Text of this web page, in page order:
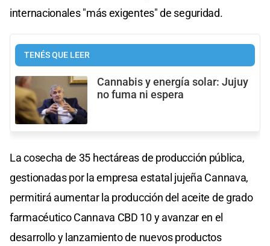
internacionales "más exigentes" de seguridad.
TENÉS QUE LEER
Cannabis y energía solar: Jujuy
no fuma ni espera
La cosecha de 35 hectáreas de producción pública,
gestionadas por la empresa estatal jujeña Cannava,
permitirá aumentar la producción del aceite de grado
farmacéutico Cannava CBD 10 y avanzar en el
desarrollo y lanzamiento de nuevos productos